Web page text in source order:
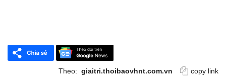
Theo: giaitri.thoibaovhnt.com.vn copy link